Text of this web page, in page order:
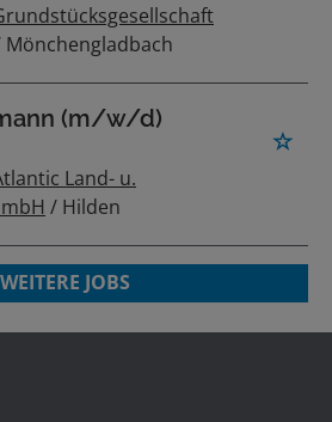
Mönchengladbach
(m/w/d)
Land- u.
/ Hilden
WEITERE JOBS